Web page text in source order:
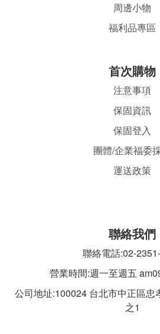
周邊小物
福利品專區
首次購物
注意事項
保固資訊
保固登入
團體/企業福委
運送政策
聯絡我們
聯絡電話:02-
營業時間:週一至週五
公司地址:100024 台北市中正區忠
之1